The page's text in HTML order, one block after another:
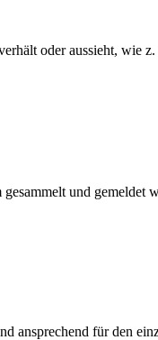
oder aussieht, wie
und gemeldet
ansprechend für den